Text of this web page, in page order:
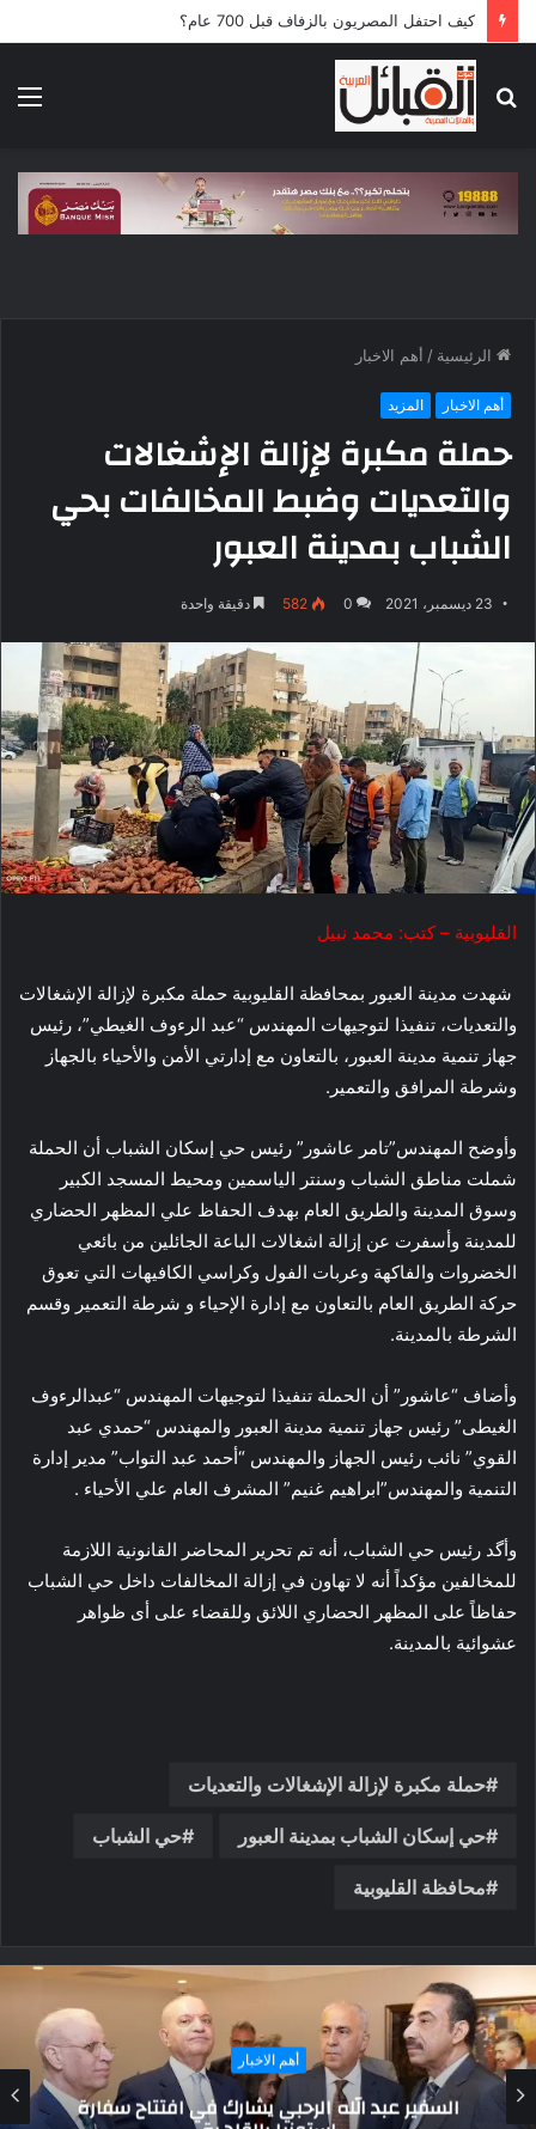
كيف احتفل المصريون بالزفاف قبل 700 عام؟
عن
الرئيسية / أهم الاخبار
أهم الاخبار المزيد
حملة مكبرة لإزالة الإشغالات
والتعديات وضبط المخالفات بحي
الشباب بمدينة العبور
23 ديسمبر، 2021 0
582 دقيقة واحدة
القليوبية – كتب: محمد نبيل
شهدت مدينة العبور بمحافظة القليوبية حملة مكبرة لإزالة الإشغالات
والتعديات، تنفيذا لتوجيهات المهندس “عبد الرءوف الغيطي”، رئيس
جهاز تنمية مدينة العبور، بالتعاون مع إدارتي الأمن والأحياء بالجهاز
وشرطة المرافق والتعمير.
وأوضح المهندس”تامر عاشور” رئيس حي إسكان الشباب أن الحملة
شملت مناطق الشباب وسنتر الياسمين ومحيط المسجد الكبير
وسوق المدينة والطريق العام بهدف الحفاظ علي المظهر الحضاري
للمدينة وأسفرت عن إزالة اشغالات الباعة الجائلين من بائعي
الخضروات والفاكهة وعربات الفول وكراسي الكافيهات التي تعوق
حركة الطريق العام بالتعاون مع إدارة الإحياء و شرطة التعمير وقسم
الشرطة بالمدينة.
وأضاف “عاشور” أن الحملة تنفيذا لتوجيهات المهندس “عبدالرءوف
الغيطى” رئيس جهاز تنمية مدينة العبور والمهندس “حمدي عبد
القوي” نائب رئيس الجهاز والمهندس “أحمد عبد التواب” مدير إدارة
التنمية والمهندس”ابراهيم غنيم” المشرف العام علي الأحياء .
وأگد رئيس حي الشباب، أنه تم تحرير المحاضر القانونية اللازمة
للمخالفين مؤكداً أنه لا تهاون في إزالة المخالفات داخل حي الشباب
حفاظاً على المظهر الحضاري اللائق وللقضاء على أى ظواهر
عشوائية بالمدينة.
حملة مكبرة لإزالة الإشغالات والتعديات
حي إسكان الشباب بمدينة العبور حي الشباب
محافظة القليوبية
أهم الاخبار
محافظ جنوب سيناء يدعو محافظ ظفار العمانية